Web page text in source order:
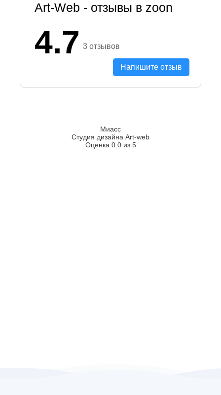
Art-Web - отзывы в zoon
4.7 3 отзывов
Напишите отзыв
Миасс
Студия дизайна Art-web
Оценка 0.0 из 5